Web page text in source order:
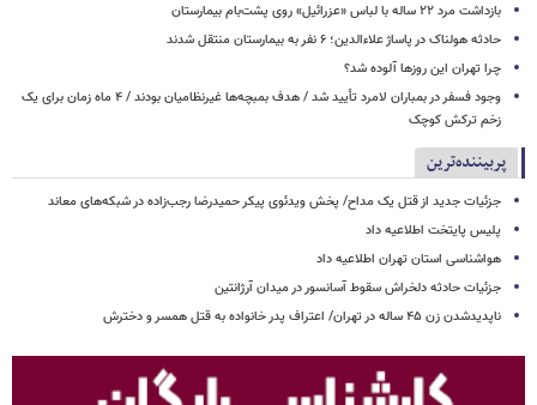
بازداشت مرد ۲۲ ساله با لباس «عزرائیل» روی پشت‌بام بیمارستان
حادثه هولناک در پاساژ علاءالدین؛ ۶ نفر به بیمارستان منتقل شدند
چرا تهران این روزها آلوده شد؟
وجود فسفر در بمباران لامرد تأیید شد / هدف بمبچه‌ها غیرنظامیان بودند / ۴ ماه زمان برای یک
زخم ترکش کوچک
پربیننده‌ترین
جزئیات جدید از قتل یک مداح/ پخش ویدئوی پیکر حمیدرضا رجب‌زاده در شبکه‌های معاند
پلیس پایتخت اطلاعیه داد
هواشناسی استان تهران اطلاعیه داد
جزئیات حادثه دلخراش سقوط آسانسور در میدان آرژانتین
ناپدیدشدن زن ۴۵ ساله در تهران/ اعتراف پدر خانواده به قتل همسر و دخترش